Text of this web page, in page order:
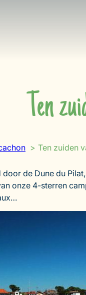
Ten
Ten zuiden
de Dune du
onze 4-sterren